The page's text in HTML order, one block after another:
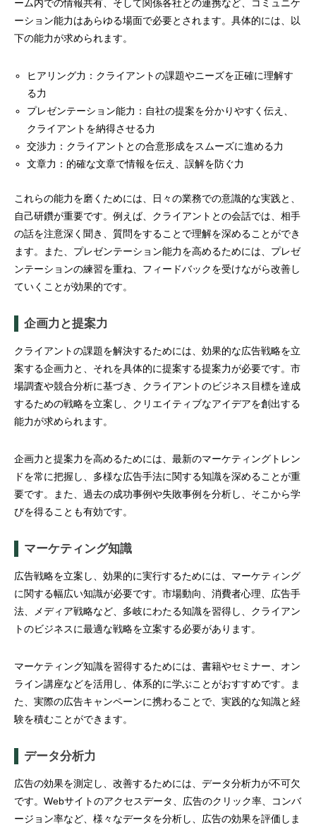
ーム内での情報共有、そして関係各社との連携など、コミュニケ
ーション能力はあらゆる場面で必要とされます。具体的には、以
下の能力が求められます。
ヒアリング力：クライアントの課題やニーズを正確に理解す
る力
プレゼンテーション能力：自社の提案を分かりやすく伝え、
クライアントを納得させる力
交渉力：クライアントとの合意形成をスムーズに進める力
文章力：的確な文章で情報を伝え、誤解を防ぐ力
これらの能力を磨くためには、日々の業務での意識的な実践と、
自己研鑽が重要です。例えば、クライアントとの会話では、相手
の話を注意深く聞き、質問をすることで理解を深めることができ
ます。また、プレゼンテーション能力を高めるためには、プレゼ
ンテーションの練習を重ね、フィードバックを受けながら改善し
ていくことが効果的です。
企画力と提案力
クライアントの課題を解決するためには、効果的な広告戦略を立
案する企画力と、それを具体的に提案する提案力が必要です。市
場調査や競合分析に基づき、クライアントのビジネス目標を達成
するための戦略を立案し、クリエイティブなアイデアを創出する
能力が求められます。
企画力と提案力を高めるためには、最新のマーケティングトレン
ドを常に把握し、多様な広告手法に関する知識を深めることが重
要です。また、過去の成功事例や失敗事例を分析し、そこから学
びを得ることも有効です。
マーケティング知識
広告戦略を立案し、効果的に実行するためには、マーケティング
に関する幅広い知識が必要です。市場動向、消費者心理、広告手
法、メディア戦略など、多岐にわたる知識を習得し、クライアン
トのビジネスに最適な戦略を立案する必要があります。
マーケティング知識を習得するためには、書籍やセミナー、オン
ライン講座などを活用し、体系的に学ぶことがおすすめです。ま
た、実際の広告キャンペーンに携わることで、実践的な知識と経
験を積むことができます。
データ分析力
広告の効果を測定し、改善するためには、データ分析力が不可欠
です。Webサイトのアクセスデータ、広告のクリック率、コンバ
ージョン率など、様々なデータを分析し、広告の効果を評価しま